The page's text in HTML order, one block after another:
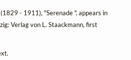
- 1911), "Serenade ", appears in
Verlag von L. Staackmann, first